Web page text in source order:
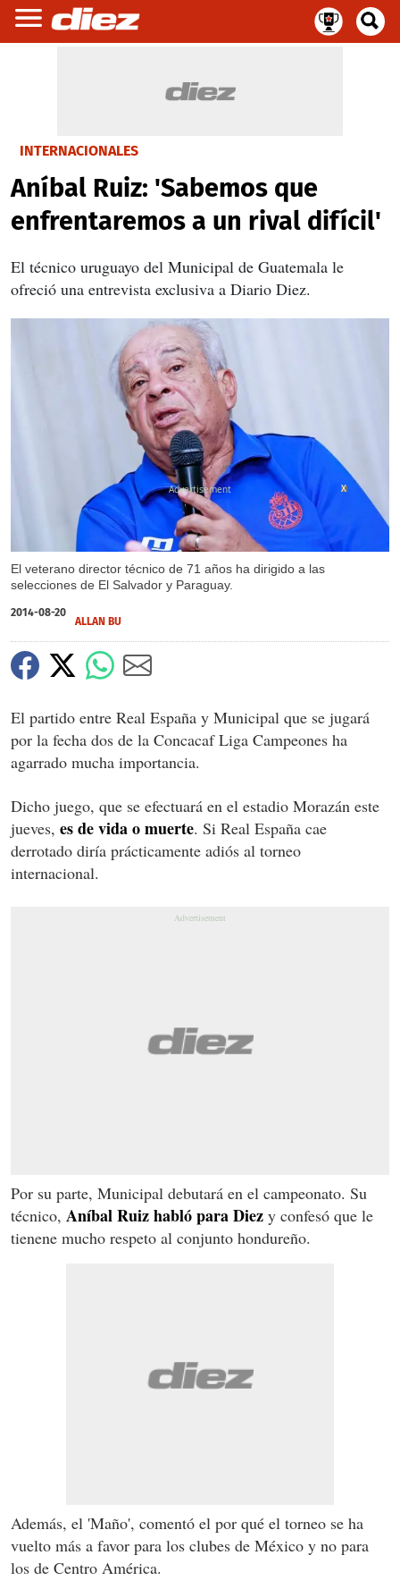
INTERNACIONALES
Aníbal Ruiz: 'Sabemos que
enfrentaremos a un rival difícil'
El técnico uruguayo del Municipal de Guatemala le
ofreció una entrevista exclusiva a Diario Diez.
El veterano director técnico de 71 años ha dirigido a las
selecciones de El Salvador y Paraguay.
X
2014-08-20
ALLAN BU
El partido entre Real España y Municipal que se jugará
por la fecha dos de la Concacaf Liga Campeones ha
agarrado mucha importancia.
Dicho juego, que se efectuará en el estadio Morazán este
jueves, es de vida o muerte. Si Real España cae
derrotado diría prácticamente adiós al torneo
internacional.
Por su parte, Municipal debutará en el campeonato. Su
técnico, Aníbal Ruiz habló para Diez y confesó que le
tienene mucho respeto al conjunto hondureño.
Además, el 'Maño', comentó el por qué el torneo se ha
vuelto más a favor para los clubes de México y no para
los de Centro América.